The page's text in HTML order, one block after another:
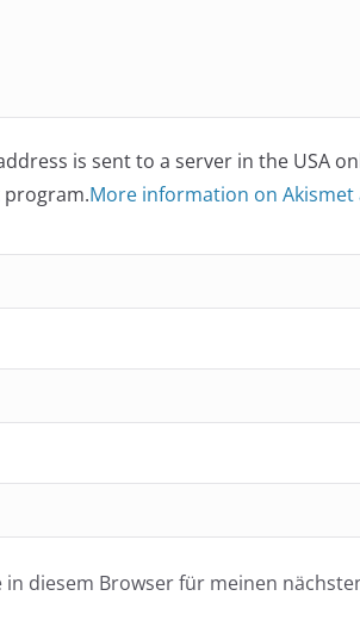
is sent to a server in the USA
program.More information on Akismet
in diesem Browser für meinen